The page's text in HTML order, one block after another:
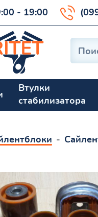
- 19:00
Втулки
стабилизатора